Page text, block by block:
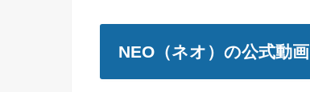
NEO（ネオ）の公式動画